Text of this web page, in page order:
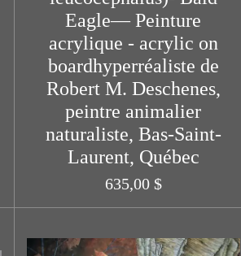
Eagle— Peinture
acrylique - acrylic on
boardhyperréaliste de
Robert M. Deschenes,
peintre animalier
naturaliste, Bas-Saint-
Laurent, Québec
635,00 $